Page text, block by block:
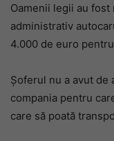
Oamenii legii au
administrativ
4.000 de euro
Șoferul nu a avut de
compania pentru
care să poată